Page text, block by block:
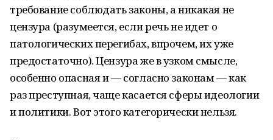
требование соблюдать законы, а никакая не
цензура (разумеется, если речь не идет о
патологических перегибах, впрочем, их уже
предостаточно). Цензура же в узком смысле,
особенно опасная и — согласно законам — как
раз преступная, чаще касается сферы идеологии
и политики. Вот этого категорически нельзя.